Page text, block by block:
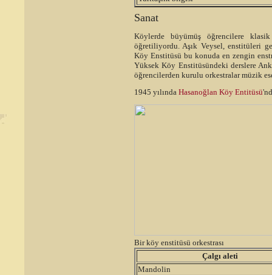
Sanat
Köylerde büyümüş öğrencilere
öğretiliyordu. Aşık Veysel, enstitüleri
Köy Enstitüsü bu konuda en zengin
Yüksek Köy Enstitüsündeki derslere
öğrencilerden kurulu orkestralar müzik
1945 yılında Hasanoğlan Köy Entitüsü
Bir köy enstitüsü orkestrası
Çalgı aleti
Mandolin